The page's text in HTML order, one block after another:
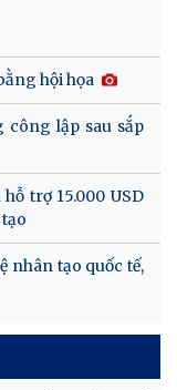
hội họa
lập sau sắp
trợ 15.000 USD
nhân tạo quốc tế,